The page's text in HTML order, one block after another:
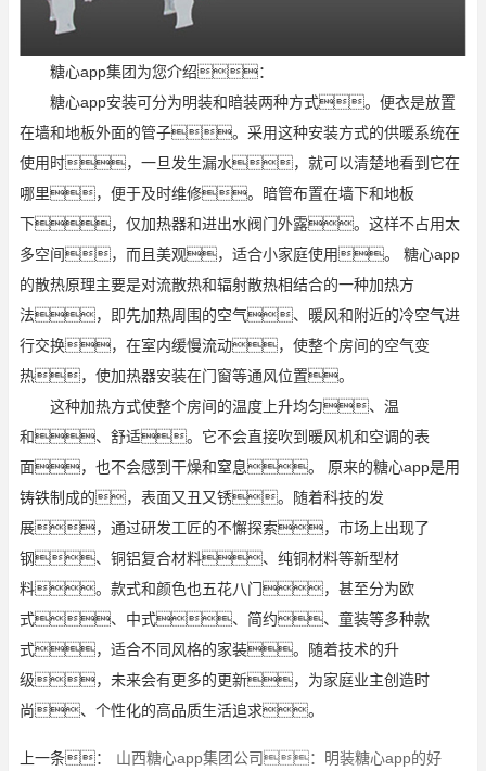
糖心app集团为您介绍：
糖心app安装可分为明装和暗装两种方式。便衣是放置
在墙和地板外面的管子。采用这种安装方式的供暖系统在
使用时，一旦发生漏水，就可以清楚地看到它在
哪里，便于及时维修。暗管布置在墙下和地板
下，仅加热器和进出水阀门外露。这样不占用太
多空间，而且美观，适合小家庭使用。 糖心app
的散热原理主要是对流散热和辐射散热相结合的一种加热方
法，即先加热周围的空气、暖风和附近的冷空气进
行交换，在室内缓慢流动，使整个房间的空气变
热，使加热器安装在门窗等通风位置。
这种加热方式使整个房间的温度上升均匀、温
和、舒适。它不会直接吹到暖风机和空调的表
面，也不会感到干燥和窒息。 原来的糖心app是用
铸铁制成的，表面又丑又锈。随着科技的发
展，通过研发工匠的不懈探索，市场上出现了
钢、铜铝复合材料、纯铜材料等新型材
料。款式和颜色也五花八门，甚至分为欧
式、中式、简约、童装等多种款
式，适合不同风格的家装。随着技术的升
级，未来会有更多的更新，为家庭业主创造时
尚、个性化的高品质生活追求。
上一条：
山西糖心app集团公司：明装糖心app的好